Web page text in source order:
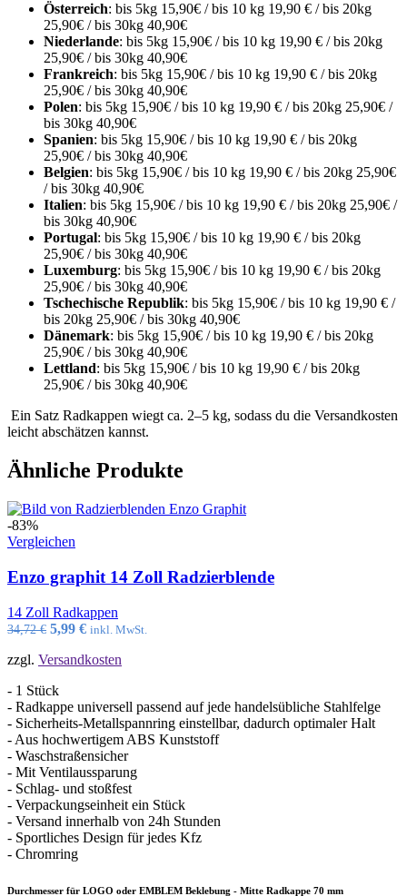
Österreich: bis 5kg 15,90€ / bis 10 kg 19,90 € / bis 20kg
25,90€ / bis 30kg 40,90€
Niederlande: bis 5kg 15,90€ / bis 10 kg 19,90 € / bis 20kg
25,90€ / bis 30kg 40,90€
Frankreich: bis 5kg 15,90€ / bis 10 kg 19,90 € / bis 20kg
25,90€ / bis 30kg 40,90€
Polen: bis 5kg 15,90€ / bis 10 kg 19,90 € / bis 20kg 25,90€ /
bis 30kg 40,90€
Spanien: bis 5kg 15,90€ / bis 10 kg 19,90 € / bis 20kg
25,90€ / bis 30kg 40,90€
Belgien: bis 5kg 15,90€ / bis 10 kg 19,90 € / bis 20kg 25,90€
/ bis 30kg 40,90€
Italien: bis 5kg 15,90€ / bis 10 kg 19,90 € / bis 20kg 25,90€ /
bis 30kg 40,90€
Portugal: bis 5kg 15,90€ / bis 10 kg 19,90 € / bis 20kg
25,90€ / bis 30kg 40,90€
Luxemburg: bis 5kg 15,90€ / bis 10 kg 19,90 € / bis 20kg
25,90€ / bis 30kg 40,90€
Tschechische Republik: bis 5kg 15,90€ / bis 10 kg 19,90 € /
bis 20kg 25,90€ / bis 30kg 40,90€
Dänemark: bis 5kg 15,90€ / bis 10 kg 19,90 € / bis 20kg
25,90€ / bis 30kg 40,90€
Lettland: bis 5kg 15,90€ / bis 10 kg 19,90 € / bis 20kg
25,90€ / bis 30kg 40,90€
Ein Satz Radkappen wiegt ca. 2–5 kg, sodass du die Versandkosten
leicht abschätzen kannst.
Ähnliche Produkte
-83%
Vergleichen
Enzo graphit 14 Zoll Radzierblende
14 Zoll Radkappen
34,72€ Ursprünglicher
war:
5,99 €Aktueller
ist:
inkl. MwSt.
zzgl. Versandkosten
- 1 Stück
- Radkappe universell passend auf jede handelsübliche Stahlfelge
- Sicherheits-Metallspannring einstellbar, dadurch optimaler Halt
- Aus hochwertigem ABS Kunststoff
- Waschstraßensicher
- Mit Ventilaussparung
- Schlag- und stoßfest
- Verpackungseinheit ein Stück
- Versand innerhalb von 24h Stunden
- Sportliches Design für jedes Kfz
- Chromring
Durchmesser für LOGO oder EMBLEM Beklebung - Mitte Radkappe 70 mm